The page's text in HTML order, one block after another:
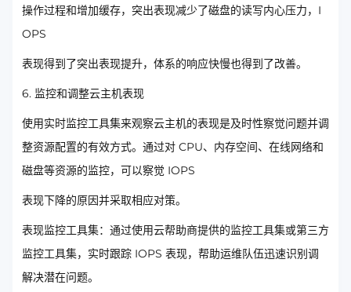
操作过程和增加缓存，突出表现减少了磁盘的读写内心压力，I
OPS
表现得到了突出表现提升，体系的响应快慢也得到了改善。
6. 监控和调整云主机表现
使用实时监控工具集来观察云主机的表现是及时性察觉问题并调
整资源配置的有效方式。通过对 CPU、内存空间、在线网络和
磁盘等资源的监控，可以察觉 IOPS
表现下降的原因并采取相应对策。
表现监控工具集：通过使用云帮助商提供的监控工具集或第三方
监控工具集，实时跟踪 IOPS 表现，帮助运维队伍迅速识别调
解决潜在问题。